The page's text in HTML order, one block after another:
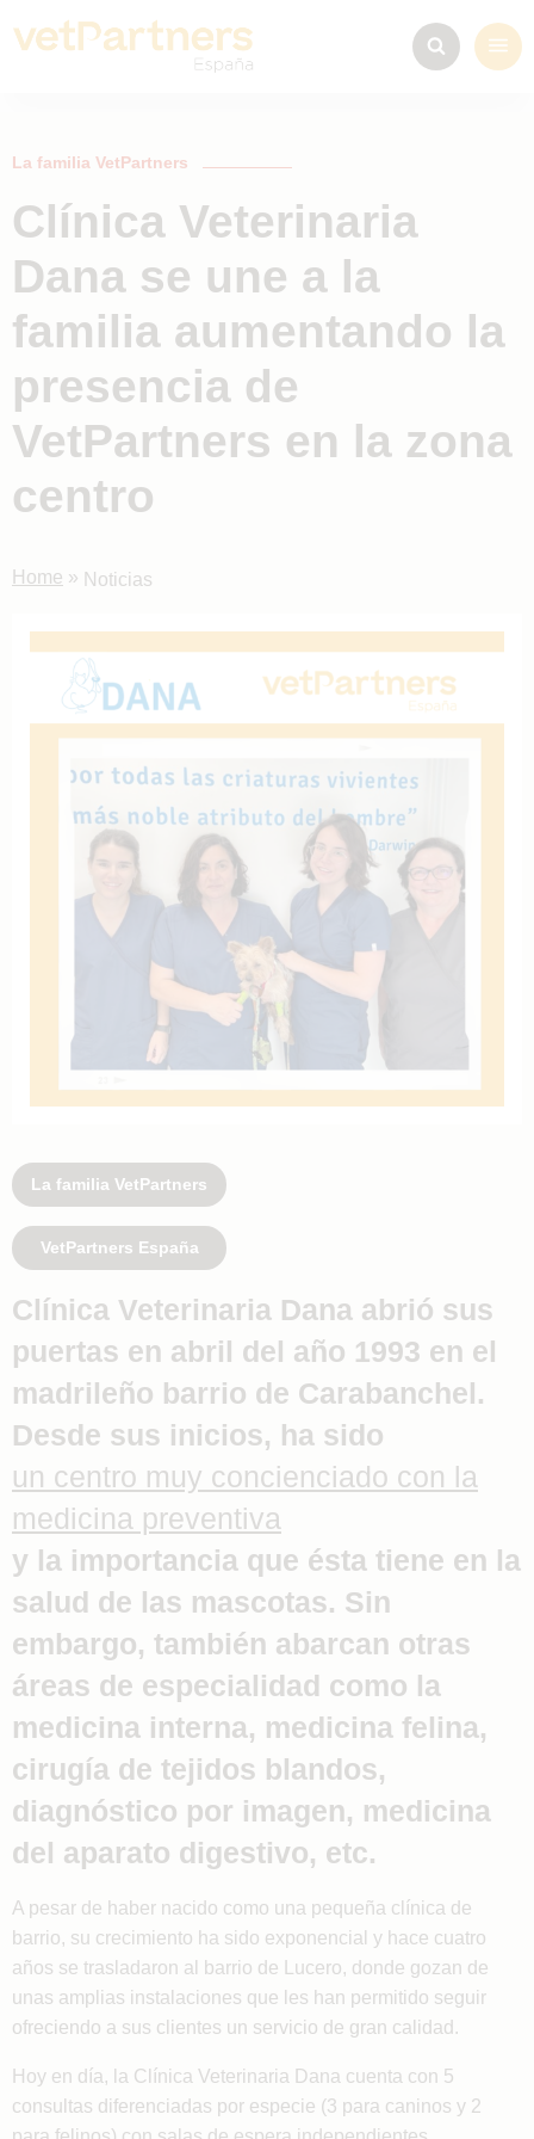
La familia VetPartners
Clínica Veterinaria
Dana se une a la
familia aumentando la
presencia de
VetPartners en la zona
centro
Home » Noticias
La familia VetPartners
VetPartners España
Clínica Veterinaria Dana abrió sus
puertas en abril del año 1993 en el
madrileño barrio de Carabanchel.
Desde sus inicios, ha sido
un centro muy concienciado con la
medicina preventiva
y la importancia que ésta tiene en la
salud de las mascotas. Sin
embargo, también abarcan otras
áreas de especialidad como la
medicina interna, medicina felina,
cirugía de tejidos blandos,
diagnóstico por imagen, medicina
del aparato digestivo, etc.
A pesar de haber nacido como una pequeña clínica de
barrio, su crecimiento ha sido exponencial y hace cuatro
años se trasladaron al barrio de Lucero, donde gozan de
unas amplias instalaciones que les han permitido seguir
ofreciendo a sus clientes un servicio de gran calidad.
Hoy en día, la Clínica Veterinaria Dana cuenta con 5
consultas diferenciadas por especie (3 para caninos y 2